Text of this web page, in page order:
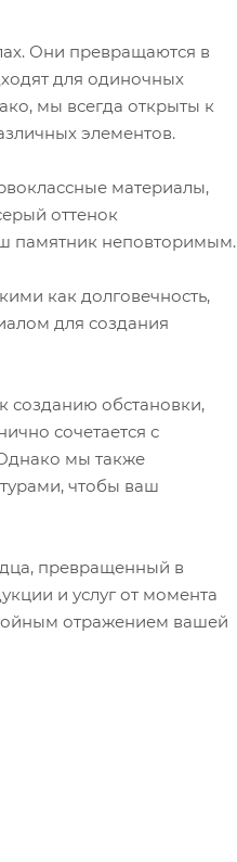
Они превращаются в
для одиночных
мы всегда открыты к
элементов.
материалы,
оттенок
памятник неповторимым.
как долговечность,
для создания
созданию обстановки,
сочетается с
мы также
чтобы ваш
превращенный в
и услуг от момента
отражением вашей